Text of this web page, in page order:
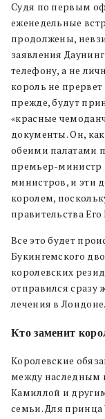
Судя по первым
еженедельные
продолжены,
заявления
телефону, а не
король не
прежде, будут
«красные
документы. Он,
обеими палатами
премьер-министр
министров, и эти
королем,
правительства Его
Все это будет
Букингемского
королевских
отправился сразу
лечения в Лондоне.
Кто заменит
Королевские
между наследным
Камиллой и
семьи. Для принца